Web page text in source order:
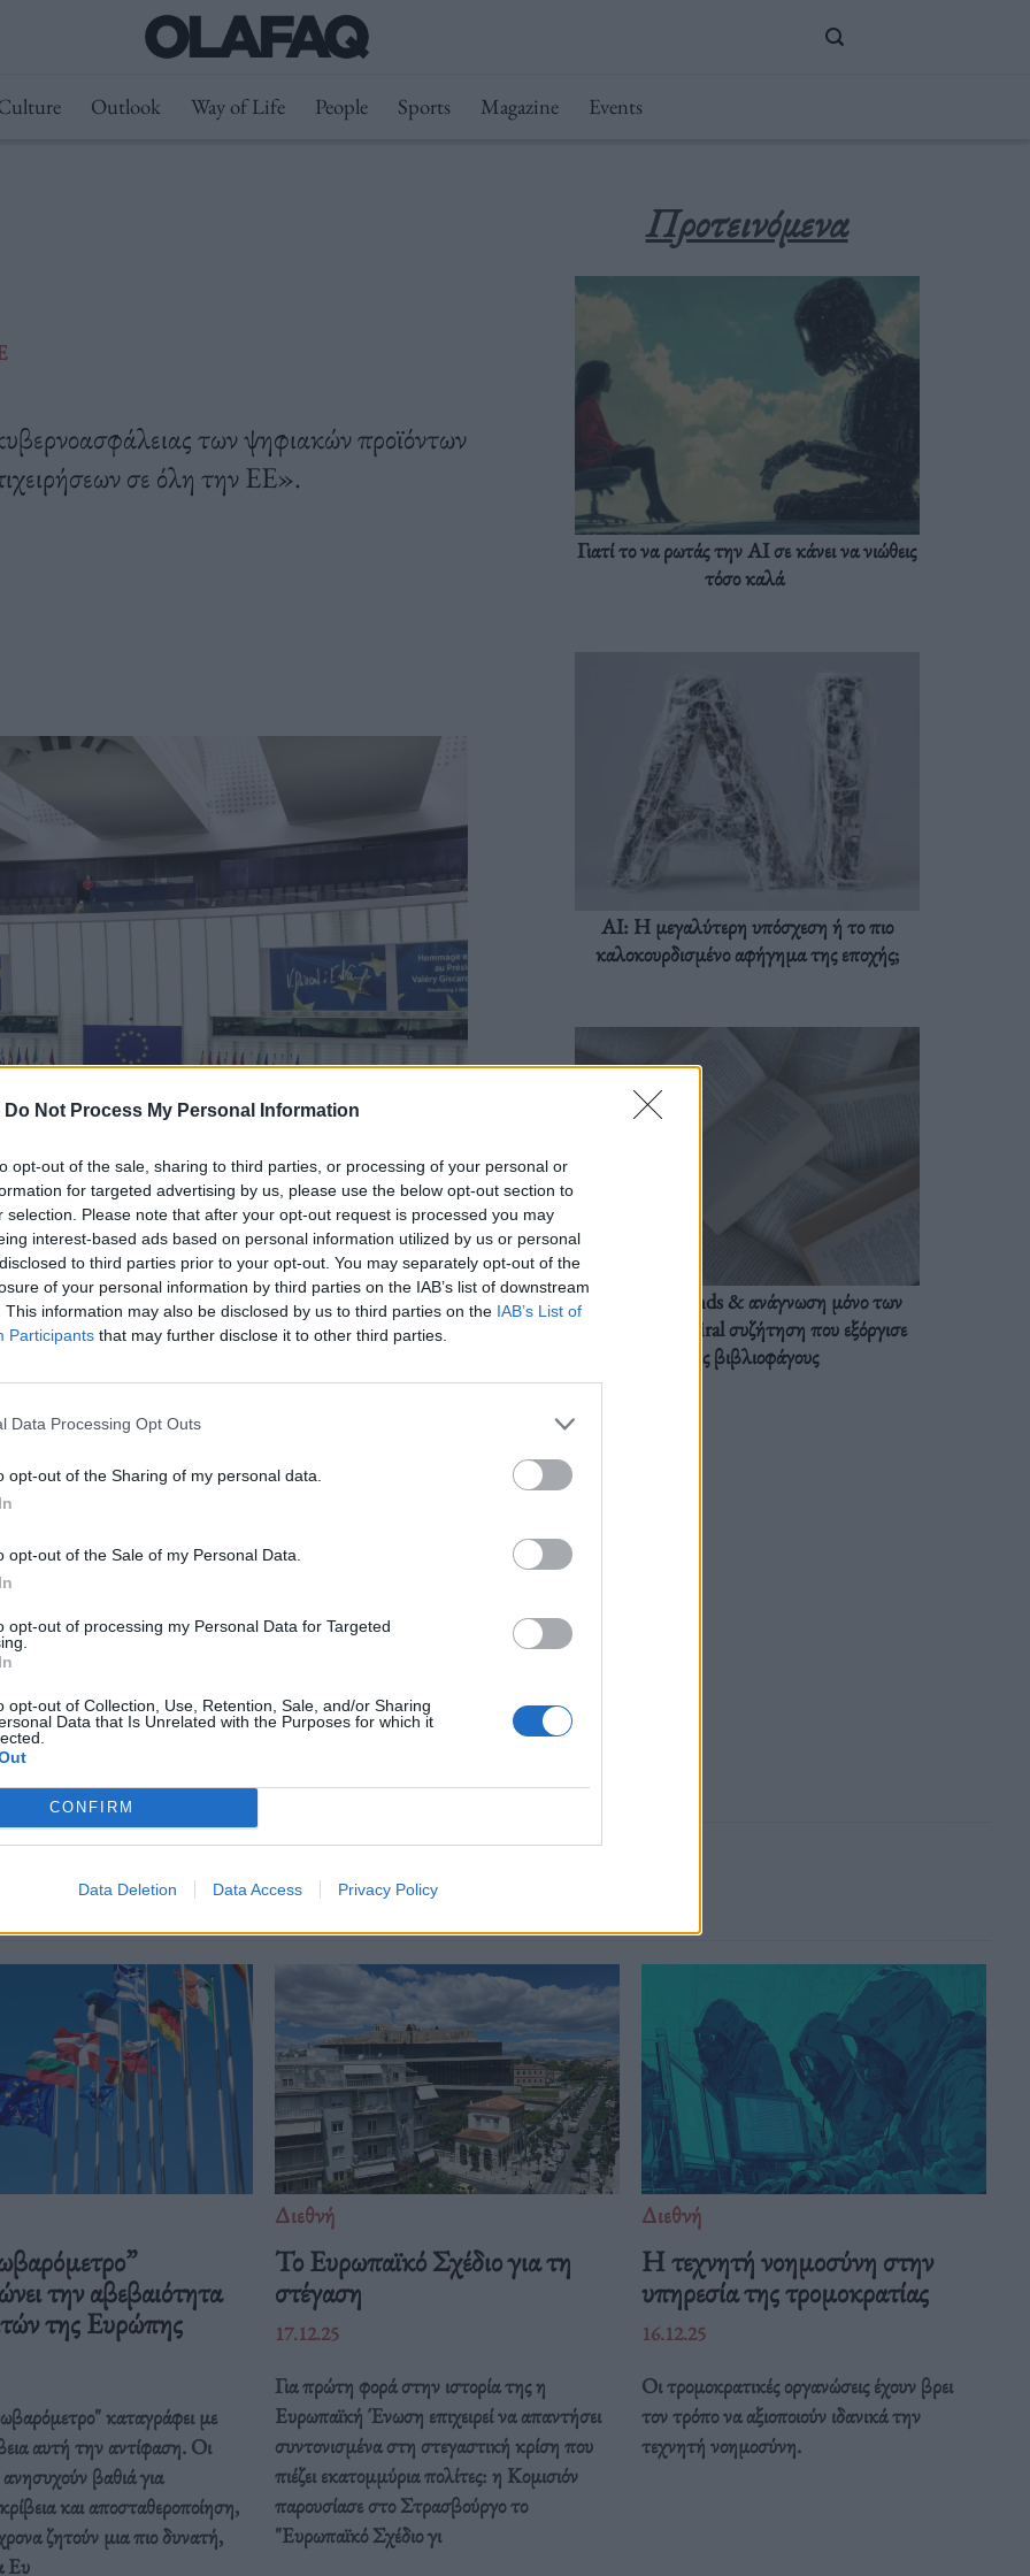
Do Not Process My Personal Information
opt-out of the sale, sharing to third parties, or processing of your personal or
for targeted advertising by us, please use the below opt-out section to
selection. Please note that after your opt-out request is processed you may
interest-based ads based on personal information utilized by us or personal
to third parties prior to your opt-out. You may separately opt-out of the
of your personal information by third parties on the IAB’s list of downstream
This information may also be disclosed by us to third parties on the IAB’s List of
Participants that may further disclose it to other third parties.
Data Processing Opt Outs
opt-out of the Sharing of my personal data.
opt-out of the Sale of my Personal Data.
opt-out of processing my Personal Data for Targeted
opt-out of Collection, Use, Retention, Sale, and/or Sharing
Data that Is Unrelated with the Purposes for which it
CONFIRM
Data Deletion Data Access Privacy Policy
Outlook Way of Life People Sports Magazine Events
των ψηφιακών προϊόντων
σε όλη την ΕΕ».
των ψηφιακών
και των επιχειρήσεων σε όλη την ΕΕ».
ΕΕ,κανονισμός κυβερνοασφάλεια
Προτεινόμενα
Γιατί το να ρωτάς την AI σε κάνει να νιώθεις
τόσο καλά
AI: Η μεγαλύτερη υπόσχεση ή το πιο
καλοκουρδισμένο αφήγημα της εποχής;
BookTok trends & ανάγνωση μόνο των
διαλόγων: Η viral συζήτηση που εξόργισε
τους βιβλιοφάγους
Δείτε επίσης
την αβεβαιότητα
της Ευρώπης
καταγράφει με
αυτή την αντίφαση. Oι
βαθιά για
και αποσταθεροποίηση,
ζητούν μια πιο δυνατή,
Ευ
Διεθνή
Το Ευρωπαϊκό Σχέδιο για τη
στέγαση
17.12.25
Για πρώτη φορά στην ιστορία της η
Ευρωπαϊκή Ένωση επιχειρεί να απαντήσει
συντονισμένα στη στεγαστική κρίση που
πιέζει εκατομμύρια πολίτες: η Κομισιόν
παρουσίασε στο Στρασβούργο το
"Ευρωπαϊκό Σχέδιο γι
Διεθνή
Η τεχνητή νοημοσύνη στην
υπηρεσία της τρομοκρατίας
16.12.25
Οι τρομοκρατικές οργανώσεις έχουν βρει
τον τρόπο να αξιοποιούν ιδανικά την
τεχνητή νοημοσύνη.